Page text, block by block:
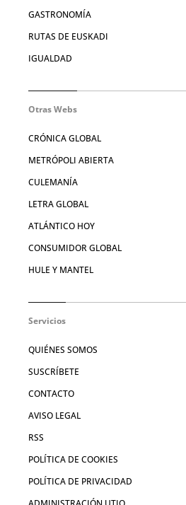
GASTRONOMÍA
RUTAS DE EUSKADI
IGUALDAD
Otras Webs
CRÓNICA GLOBAL
METRÓPOLI ABIERTA
CULEMANÍA
LETRA GLOBAL
ATLÁNTICO HOY
CONSUMIDOR GLOBAL
HULE Y MANTEL
Servicios
QUIÉNES SOMOS
SUSCRÍBETE
CONTACTO
AVISO LEGAL
RSS
POLÍTICA DE COOKIES
POLÍTICA DE PRIVACIDAD